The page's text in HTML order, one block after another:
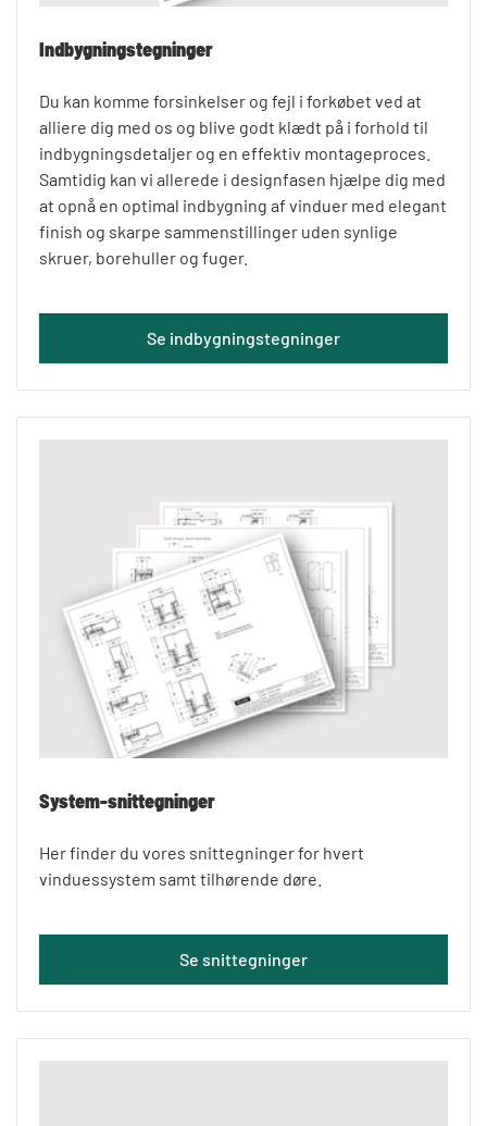
Indbygningstegninger
Du kan komme forsinkelser og fejl i forkøbet ved at
alliere dig med os og blive godt klædt på i forhold til
indbygningsdetaljer og en effektiv montageproces.
Samtidig kan vi allerede i designfasen hjælpe dig med
at opnå en optimal indbygning af vinduer med elegant
finish og skarpe sammenstillinger uden synlige
skruer, borehuller og fuger.
Se indbygningstegninger
System-snittegninger
Her finder du vores snittegninger for hvert
vinduessystem samt tilhørende døre.
Se snittegninger